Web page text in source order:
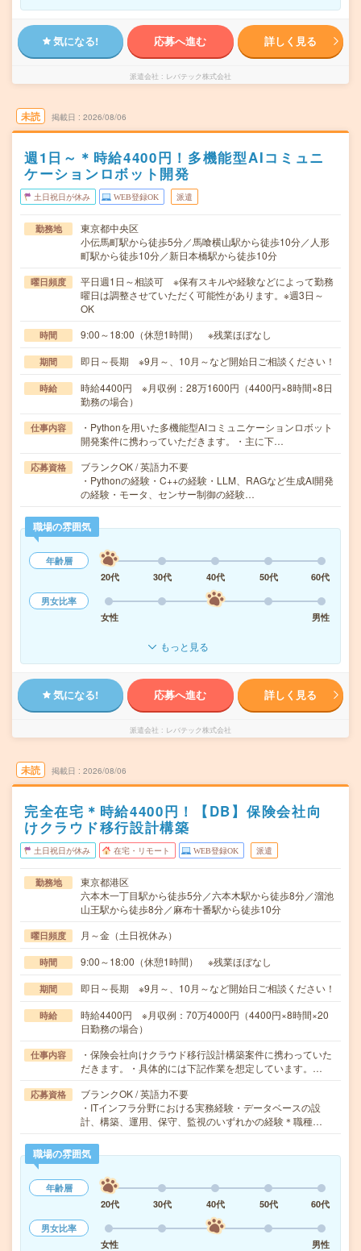
気になる! 応募へ進む 詳しく見る
派遣会社 レバテック株式会社
未読 掲載日 2026/08/06
週1日～＊時給4400円！多機能型AIコミュニ
ケーションロボット開発
土日祝日が休み WEB登録OK 派遣
勤務地
東京都中央区
小伝馬町駅から徒歩5分／馬喰横山駅から徒歩10分／人形
町駅から徒歩10分／新日本橋駅から徒歩10分
曜日頻度
平日週1日～相談可 ※保有スキルや経験などによって勤務
曜日は調整させていただく可能性があります。※週3日～
OK
時間 9:00～18:00（休憩1時間） ※残業ほぼなし
期間 即日～長期 ※9月～、10月～など開始日ご相談ください！
時給
時給4400円 ※月収例：28万1600円（4400円×8時間×8日
勤務の場合）
仕事内容
・Pythonを用いた多機能型AIコミュニケーションロボット
開発案件に携わっていただきます。・主に下…
応募資格
ブランクOK / 英語力不要
・Pythonの経験・C++の経験・LLM、RAGなど生成AI開発
の経験・モータ、センサー制御の経験…
職場の雰囲気
年齢層
20代
30代 40代 50代
60代
男女比率
女性
男性
もっと見る
気になる! 応募へ進む 詳しく見る
派遣会社 レバテック株式会社
未読 掲載日 2026/08/06
完全在宅＊時給4400円！【DB】保険会社向
けクラウド移行設計構築
土日祝日が休み 在宅・リモート WEB登録OK 派遣
勤務地
東京都港区
六本木一丁目駅から徒歩5分／六本木駅から徒歩8分／溜池
山王駅から徒歩8分／麻布十番駅から徒歩10分
曜日頻度 月～金（土日祝休み）
時間 9:00～18:00（休憩1時間） ※残業ほぼなし
期間 即日～長期 ※9月～、10月～など開始日ご相談ください！
時給
時給4400円 ※月収例：70万4000円（4400円×8時間×20
日勤務の場合）
仕事内容
・保険会社向けクラウド移行設計構築案件に携わっていた
だきます。・具体的には下記作業を想定しています。…
応募資格
ブランクOK / 英語力不要
・ITインフラ分野における実務経験・データベースの設
計、構築、運用、保守、監視のいずれかの経験＊職種…
職場の雰囲気
年齢層
20代
30代 40代 50代
60代
男女比率
女性
男性